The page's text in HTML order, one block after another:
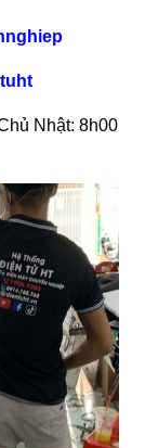
Nhật: 8h00